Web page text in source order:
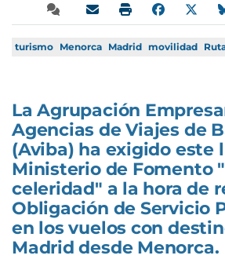
turismo Menorca Madrid movilidad
La Agrupación
Agencias de Viajes de
(Aviba) ha exigido este
Ministerio de Fomento
celeridad" a la hora de
Obligación de Servicio
en los vuelos con
Madrid desde Menorca.